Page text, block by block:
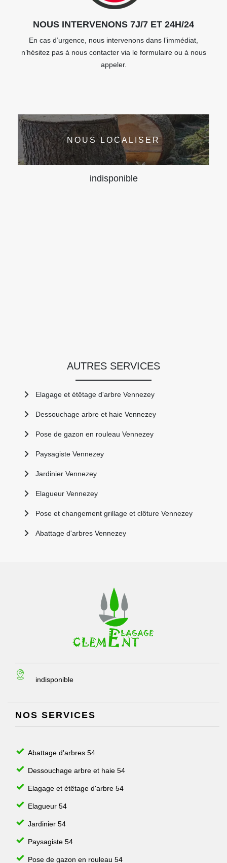
NOUS INTERVENONS 7J/7 ET 24H/24
En cas d’urgence, nous intervenons dans l’immédiat,
n’hésitez pas à nous contacter via le formulaire ou à nous
appeler.
NOUS LOCALISER
indisponible
AUTRES SERVICES
Elagage et étêtage d'arbre Vennezey
Dessouchage arbre et haie Vennezey
Pose de gazon en rouleau Vennezey
Paysagiste Vennezey
Jardinier Vennezey
Elagueur Vennezey
Pose et changement grillage et clôture Vennezey
Abattage d'arbres Vennezey
indisponible
NOS SERVICES
Abattage d'arbres 54
Dessouchage arbre et haie 54
Elagage et étêtage d'arbre 54
Elagueur 54
Jardinier 54
Paysagiste 54
Pose de gazon en rouleau 54